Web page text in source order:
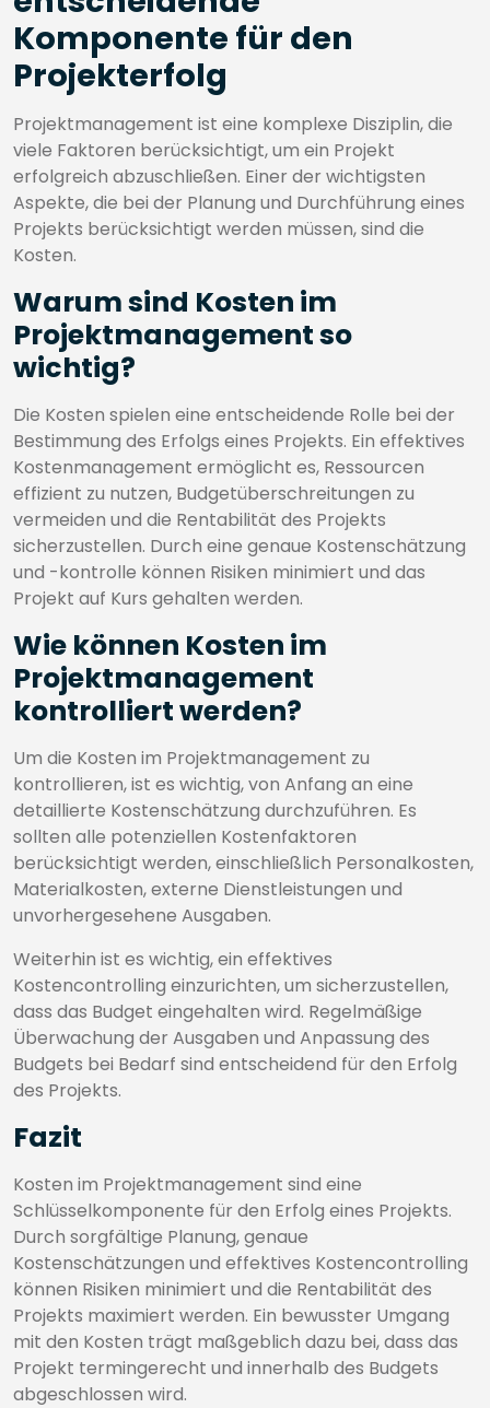
Komponente für den
Projekterfolg
Projektmanagement ist eine komplexe Disziplin, die
viele Faktoren berücksichtigt, um ein Projekt
erfolgreich abzuschließen. Einer der wichtigsten
Aspekte, die bei der Planung und Durchführung eines
Projekts berücksichtigt werden müssen, sind die
Kosten.
Warum sind Kosten im
Projektmanagement so
wichtig?
Die Kosten spielen eine entscheidende Rolle bei der
Bestimmung des Erfolgs eines Projekts. Ein effektives
Kostenmanagement ermöglicht es, Ressourcen
effizient zu nutzen, Budgetüberschreitungen zu
vermeiden und die Rentabilität des Projekts
sicherzustellen. Durch eine genaue Kostenschätzung
und -kontrolle können Risiken minimiert und das
Projekt auf Kurs gehalten werden.
Wie können Kosten im
Projektmanagement
kontrolliert werden?
Um die Kosten im Projektmanagement zu
kontrollieren, ist es wichtig, von Anfang an eine
detaillierte Kostenschätzung durchzuführen. Es
sollten alle potenziellen Kostenfaktoren
berücksichtigt werden, einschließlich Personalkosten,
Materialkosten, externe Dienstleistungen und
unvorhergesehene Ausgaben.
Weiterhin ist es wichtig, ein effektives
Kostencontrolling einzurichten, um sicherzustellen,
dass das Budget eingehalten wird. Regelmäßige
Überwachung der Ausgaben und Anpassung des
Budgets bei Bedarf sind entscheidend für den Erfolg
des Projekts.
Fazit
Kosten im Projektmanagement sind eine
Schlüsselkomponente für den Erfolg eines Projekts.
Durch sorgfältige Planung, genaue
Kostenschätzungen und effektives Kostencontrolling
können Risiken minimiert und die Rentabilität des
Projekts maximiert werden. Ein bewusster Umgang
mit den Kosten trägt maßgeblich dazu bei, dass das
Projekt termingerecht und innerhalb des Budgets
abgeschlossen wird.